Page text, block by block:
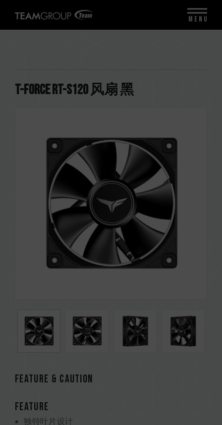
T-FORCE RT-S120 风扇 黑
Feature & CAUTION
FEATURE
独特叶片设计
MENU